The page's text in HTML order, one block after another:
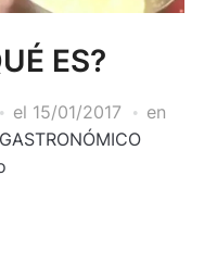
ES?
el 15/01/2017
en